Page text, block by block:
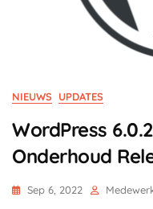
NIEUWS UPDATES
WordPress
Onderhoud
Sep 6, 2022